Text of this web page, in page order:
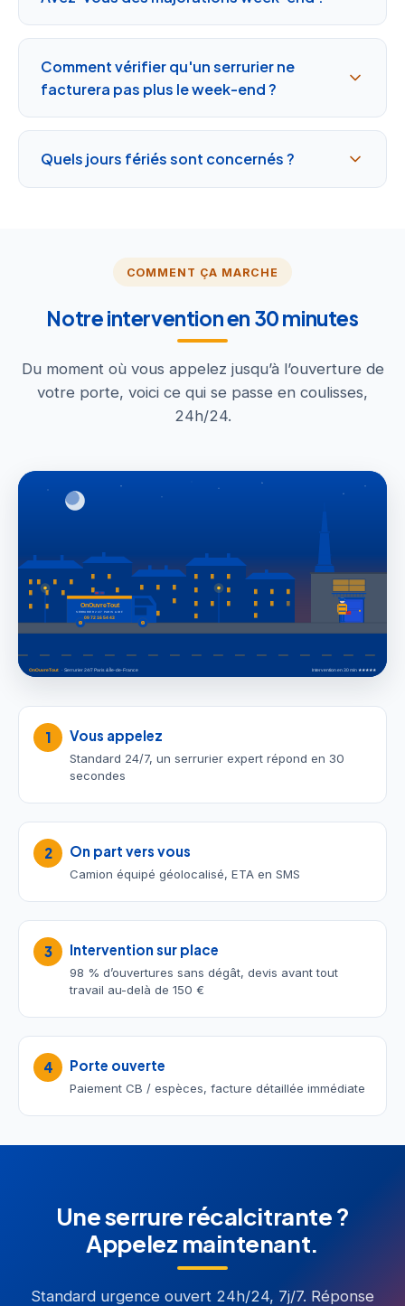
Comment vérifier qu'un serrurier ne
facturera pas plus le week-end ?
Quels jours fériés sont concernés ?
COMMENT ÇA MARCHE
Notre intervention en 30 minutes
Du moment où vous appelez jusqu’à l’ouverture de
votre porte, voici ce qui se passe en coulisses,
24h/24.
1 Vous appelez
Standard 24/7, un serrurier expert répond en 30
secondes
2 On part vers vous
Camion équipé géolocalisé, ETA en SMS
3 Intervention sur place
98 % d’ouvertures sans dégât, devis avant tout
travail au-delà de 150 €
4 Porte ouverte
Paiement CB / espèces, facture détaillée immédiate
Une serrure récalcitrante ?
Appelez maintenant.
Standard urgence ouvert 24h/24, 7j/7. Réponse